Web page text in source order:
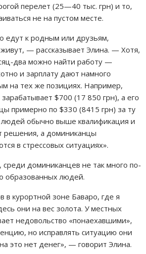
перелет (25—40 тыс. грн) и то,
не на пустом месте.
к родным или друзьям,
— рассказывает Элина. — Хотя,
два можно найти работу —
и зарплату дают намного
на тех же позициях. Например,
$700 (17 850 грн), а его
примерно по $330 (8415 грн) за ту
обычно выше квалификация и
решения, а доминиканцы
в стрессовых ситуациях».
доминиканцев не так много по-
образованных людей.
в курортной зоне Баваро, где я
они на вес золота. У местных
недовольство «понаехавшими»,
но исправлять ситуацию они
это нет денег», — говорит Элина.